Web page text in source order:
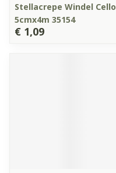
Stellacrepe Windel Cello
5cmx4m 35154
€ 1,09